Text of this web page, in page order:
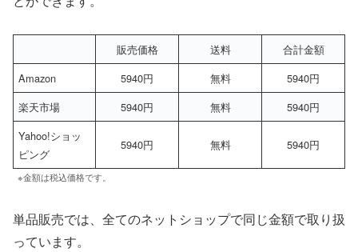
販売価格 送料
合計金額
Amazon
5940円 無料
5940円
楽天市場
5940円 無料
5940円
Yahoo!ショッ
ピング
5940円 無料 5940円
※金額は税込価格です。
単品販売では、全てのネットショップで同じ金額で取り扱
っています。